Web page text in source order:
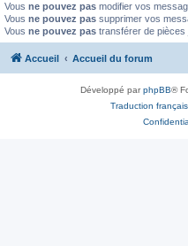
Vous ne pouvez pas modifier vos
Vous ne pouvez pas supprimer vos
Vous ne pouvez pas transférer de
Accueil Accueil du forum
Développé parphpBB®
Traduction